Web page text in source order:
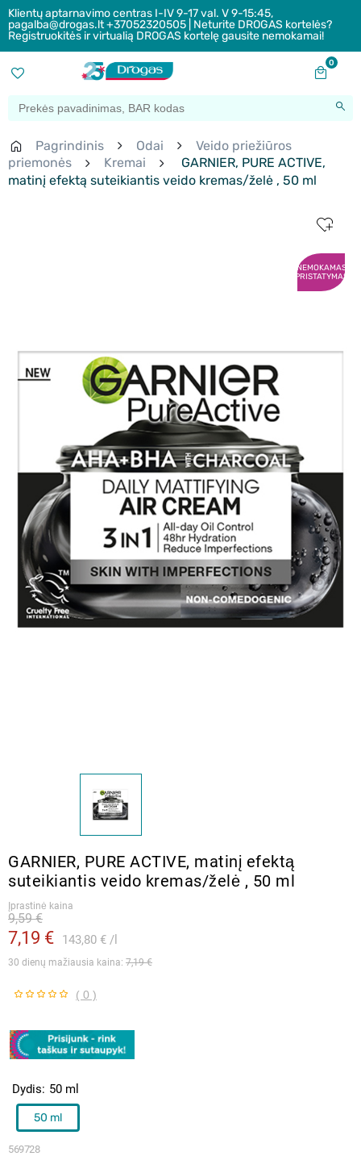
Klientų aptarnavimo centras I-IV 9-17 val. V 9-15:45,
pagalba@drogas.lt +37052320505 | Neturite DROGAS kortelės?
Registruokitės ir virtualią DROGAS kortelę gausite nemokamai!
0
Pagrindinis Odai
Veido priežiūros
priemonės
Kremai
GARNIER, PURE ACTIVE,
matinį efektą suteikiantis veido kremas/želė , 50 ml
NEMOKAMAS
PRISTATYMAS
GARNIER, PURE ACTIVE, matinį efektą
suteikiantis veido kremas/želė , 50 ml
Įprastinė kaina
7,19 € 143,80 €
9,59 €
30 dienų mažiausia kaina: 7,19 €
( 0 )
569728
Dydis 50 ml
50 ml